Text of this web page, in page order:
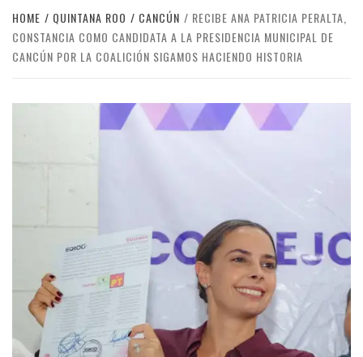
HOME QUINTANA ROO CANCÚN
RECIBE ANA PATRICIA PERALTA,
CONSTANCIA COMO CANDIDATA A LA PRESIDENCIA MUNICIPAL DE
CANCÚN POR LA COALICIÓN SIGAMOS HACIENDO HISTORIA